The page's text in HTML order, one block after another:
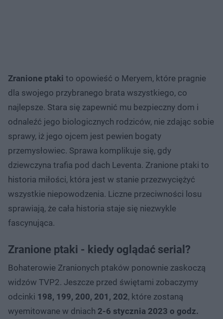
Zranione ptaki to opowieść o Meryem, które pragnie
dla swojego przybranego brata wszystkiego, co
najlepsze. Stara się zapewnić mu bezpieczny dom i
odnaleźć jego biologicznych rodziców, nie zdając sobie
sprawy, iż jego ojcem jest pewien bogaty
przemysłowiec. Sprawa komplikuje się, gdy
dziewczyna trafia pod dach Leventa. Zranione ptaki to
historia miłości, która jest w stanie przezwyciężyć
wszystkie niepowodzenia. Liczne przeciwności losu
sprawiają, że cała historia staje się niezwykle
fascynująca.
Zranione ptaki - kiedy oglądać serial?
Bohaterowie Zranionych ptaków ponownie zaskoczą
widzów TVP2. Jeszcze przed świętami zobaczymy
odcinki 198, 199, 200, 201, 202, które zostaną
wyemitowane w dniach 2-6 stycznia 2023 o godz.